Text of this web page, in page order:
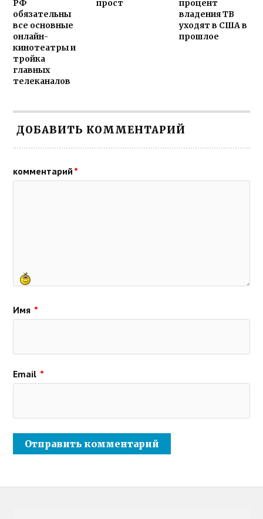
РФ
обязательны
все основные
онлайн-
кинотеатры и
тройка
главных
телеканалов
прост
процент
владения ТВ
уходят в США в
прошлое
ДОБАВИТЬ КОММЕНТАРИЙ
комментарий *
Имя *
Email *